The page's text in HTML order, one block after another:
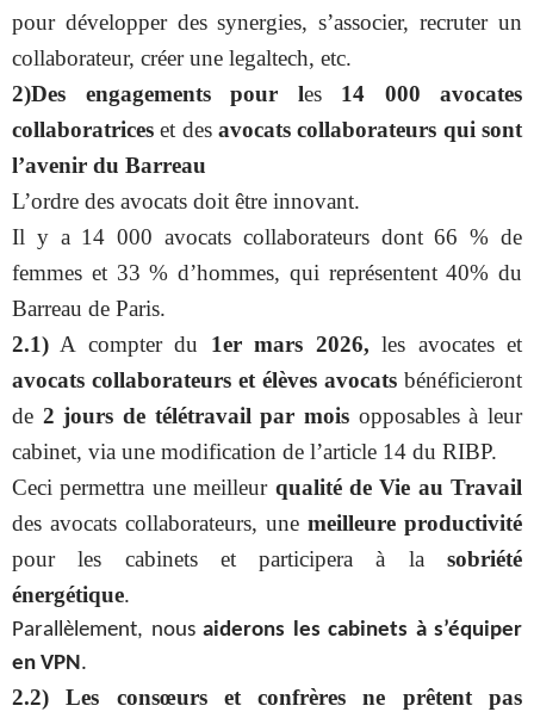
pour développer des synergies, s’associer, recruter un
collaborateur, créer une legaltech, etc.
2)Des engagements pour les 14 000
avocates
collaboratriceset desavocats collaborateurs qui sont
l’avenir du Barreau
L’ordre des avocats doit être innovant.
Il y a 14 000 avocats collaborateurs dont 66 % de
femmes et 33 % d’hommes, qui représentent 40% du
Barreau de Paris.
2.1) A compter du 1er mars 2026,les avocates et
avocats collaborateurs et élèves avocats bénéficieront
de 2 jours de télétravail par mois opposables à leur
cabinet, via une modification de l’article 14 du RIBP.
Ceci permettra une meilleur qualité de Vie au Travail
des avocats collaborateurs, une meilleure productivité
pour les cabinets et participera à la sobriété
énergétique.
Parallèlement, nous aiderons les cabinets à s’équiper
en VPN .
2.2) Les consœurs et confrères ne prêtent pas